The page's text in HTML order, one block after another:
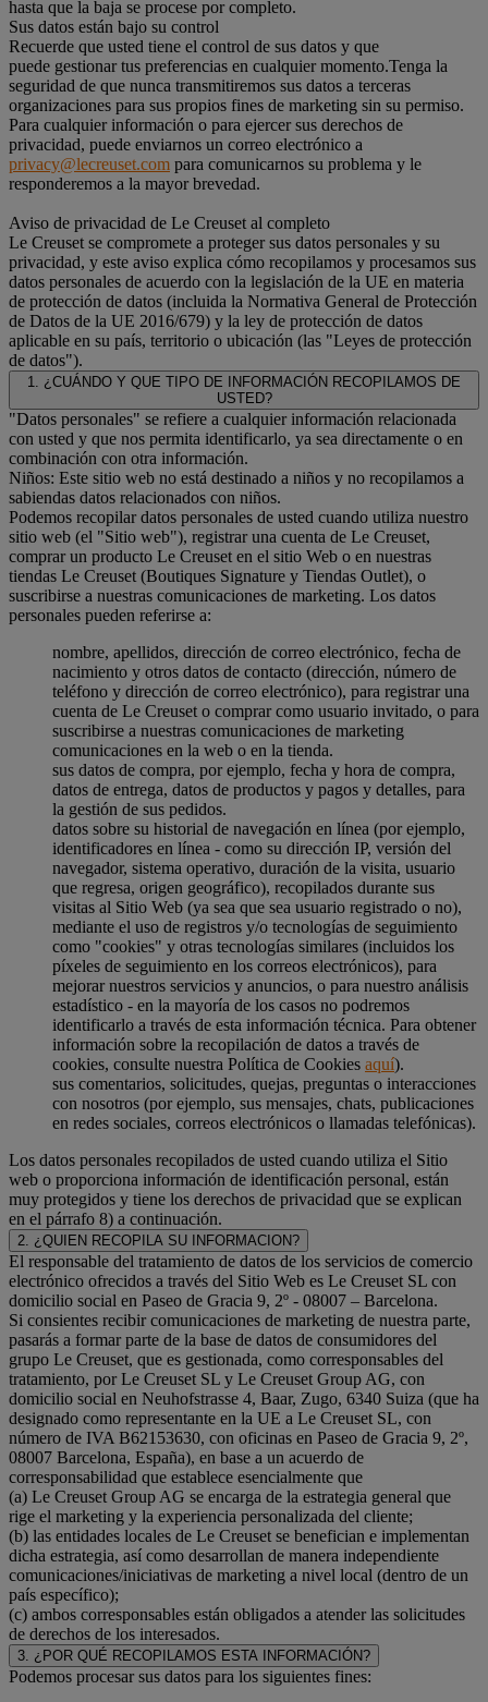
hasta que la baja se procese por completo.
Sus datos están bajo su control
Recuerde que usted tiene el control de sus datos y que
puede gestionar tus preferencias en cualquier momento.Tenga la
seguridad de que nunca transmitiremos sus datos a terceras
organizaciones para sus propios fines de marketing sin su permiso.
Para cualquier información o para ejercer sus derechos de
privacidad, puede enviarnos un correo electrónico a
privacy@lecreuset.com para comunicarnos su problema y le
responderemos a la mayor brevedad.
Aviso de privacidad de Le Creuset al completo
Le Creuset se compromete a proteger sus datos personales y su
privacidad, y este aviso explica cómo recopilamos y procesamos sus
datos personales de acuerdo con la legislación de la UE en materia
de protección de datos (incluida la Normativa General de Protección
de Datos de la UE 2016/679) y la ley de protección de datos
aplicable en su país, territorio o ubicación (las "Leyes de protección
de datos").
1. ¿CUÁNDO Y QUE TIPO DE INFORMACIÓN RECOPILAMOS DE
USTED?
"Datos personales" se refiere a cualquier información relacionada
con usted y que nos permita identificarlo, ya sea directamente o en
combinación con otra información.
Niños: Este sitio web no está destinado a niños y no recopilamos a
sabiendas datos relacionados con niños.
Podemos recopilar datos personales de usted cuando utiliza nuestro
sitio web (el "Sitio web"), registrar una cuenta de Le Creuset,
comprar un producto Le Creuset en el sitio Web o en nuestras
tiendas Le Creuset (Boutiques Signature y Tiendas Outlet), o
suscribirse a nuestras comunicaciones de marketing. Los datos
personales pueden referirse a:
nombre, apellidos, dirección de correo electrónico, fecha de
nacimiento y otros datos de contacto (dirección, número de
teléfono y dirección de correo electrónico), para registrar una
cuenta de Le Creuset o comprar como usuario invitado, o para
suscribirse a nuestras comunicaciones de marketing
comunicaciones en la web o en la tienda.
sus datos de compra, por ejemplo, fecha y hora de compra,
datos de entrega, datos de productos y pagos y detalles, para
la gestión de sus pedidos.
datos sobre su historial de navegación en línea (por ejemplo,
identificadores en línea - como su dirección IP, versión del
navegador, sistema operativo, duración de la visita, usuario
que regresa, origen geográfico), recopilados durante sus
visitas al Sitio Web (ya sea que sea usuario registrado o no),
mediante el uso de registros y/o tecnologías de seguimiento
como "cookies" y otras tecnologías similares (incluidos los
píxeles de seguimiento en los correos electrónicos), para
mejorar nuestros servicios y anuncios, o para nuestro análisis
estadístico - en la mayoría de los casos no podremos
identificarlo a través de esta información técnica. Para obtener
información sobre la recopilación de datos a través de
cookies, consulte nuestra Política de Cookies aquí).
sus comentarios, solicitudes, quejas, preguntas o interacciones
con nosotros (por ejemplo, sus mensajes, chats, publicaciones
en redes sociales, correos electrónicos o llamadas telefónicas).
Los datos personales recopilados de usted cuando utiliza el Sitio
web o proporciona información de identificación personal, están
muy protegidos y tiene los derechos de privacidad que se explican
en el párrafo 8) a continuación.
2. ¿QUIEN RECOPILA SU INFORMACION?
El responsable del tratamiento de datos de los servicios de comercio
electrónico ofrecidos a través del Sitio Web es Le Creuset SL con
domicilio social en Paseo de Gracia 9, 2º - 08007 – Barcelona.
Si consientes recibir comunicaciones de marketing de nuestra parte,
pasarás a formar parte de la base de datos de consumidores del
grupo Le Creuset, que es gestionada, como corresponsables del
tratamiento, por Le Creuset SL y Le Creuset Group AG, con
domicilio social en Neuhofstrasse 4, Baar, Zugo, 6340 Suiza (que ha
designado como representante en la UE a Le Creuset SL, con
número de IVA B62153630, con oficinas en Paseo de Gracia 9, 2º,
08007 Barcelona, España), en base a un acuerdo de
corresponsabilidad que establece esencialmente que
(a) Le Creuset Group AG se encarga de la estrategia general que
rige el marketing y la experiencia personalizada del cliente;
(b) las entidades locales de Le Creuset se benefician e implementan
dicha estrategia, así como desarrollan de manera independiente
comunicaciones/iniciativas de marketing a nivel local (dentro de un
país específico);
(c) ambos corresponsables están obligados a atender las solicitudes
de derechos de los interesados.
3. ¿POR QUÉ RECOPILAMOS ESTA INFORMACIÓN?
Podemos procesar sus datos para los siguientes fines: